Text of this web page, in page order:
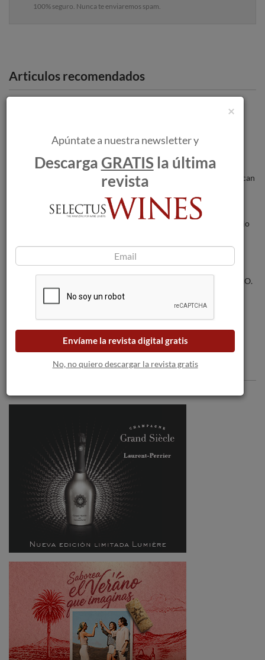
100% seguro. Nunca te enviaremos spam.
Articulos recomendados
Los incendios forestales amenazan a las
bodegas a medida que las llamas se acercan
a Burdeos.
Gran Oro para Marqués de Riscal Verdejo
La última iniciativa promocional de la D.O.
Monterrei congrega a profesionales del
Comentarios
×
Apúntate a nuestra newsletter y
DescargaGRATIS la última
revista
Envíame la revista digital gratis
No, no quiero descargar la revista gratis